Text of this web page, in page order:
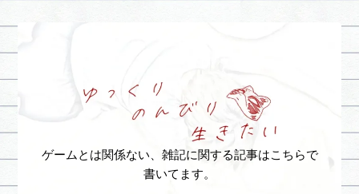
ゲームとは関係ない、雑記に関する記事はこちらで
書いてます。